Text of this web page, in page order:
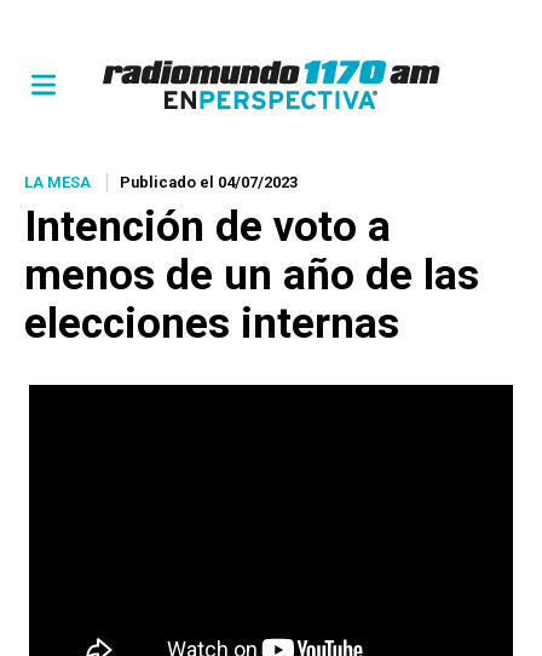
LA MESA Publicado el 04/07/2023
Intención de voto a
menos de un año de las
elecciones internas